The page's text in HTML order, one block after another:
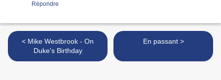
Répondre
< Mike Westbrook - On
Duke's Birthday
En passant >